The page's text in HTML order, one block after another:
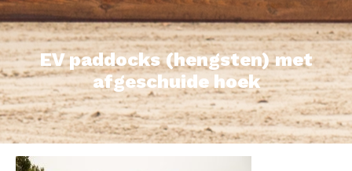
EV paddocks (hengsten) met
afgeschuide hoek